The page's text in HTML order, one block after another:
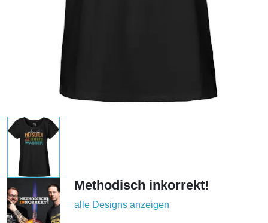
Methodisch inkorrekt!
alle Designs anzeigen